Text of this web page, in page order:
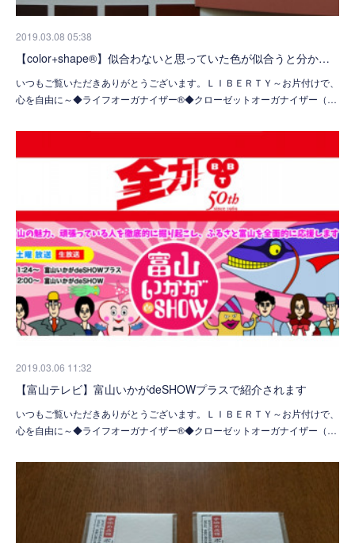
2019.03.08 05:38
【color+shape®】似合わないと思っていた色が似合うと分か…
いつもご覧いただきありがとうございます。ＬＩＢＥＲＴＹ～お片付けで、
心を自由に～◆ライフオーガナイザー®◆クローゼットオーガナイザー（…
2019.03.06 11:32
【富山テレビ】富山いかがdeSHOWプラスで紹介されます
いつもご覧いただきありがとうございます。ＬＩＢＥＲＴＹ～お片付けで、
心を自由に～◆ライフオーガナイザー®◆クローゼットオーガナイザー（…